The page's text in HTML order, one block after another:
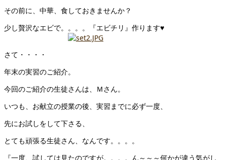
その前に、中華、食しておきませんか？
少し贅沢なエビで。。。。『エビチリ』作ります♥
さて・・・・
年末の実習のご紹介。
今回のご紹介の生徒さんは、Ｍさん。
いつも、お献立の授業の後、実習までに必ず一度、
先にお試しをして下さる、
とても頑張る生徒さん、なんです。。。。
『一度、試しては見たのですが。。。。ん～～～何かが違う気がし